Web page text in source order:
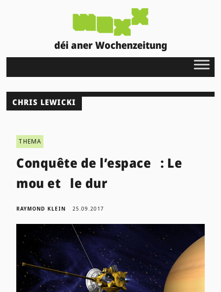
déi aner Wochenzeitung
CHRIS LEWICKI
THEMA
Conquête de l’espace : Le
mou et le dur
RAYMOND KLEIN 25.09.2017